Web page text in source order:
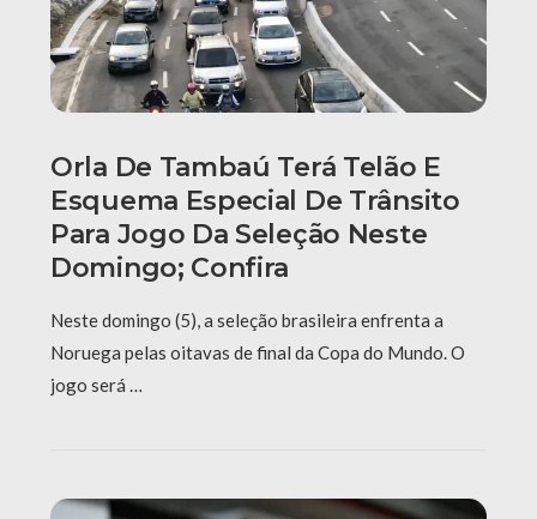
Orla De Tambaú Terá Telão E
Esquema Especial De Trânsito
Para Jogo Da Seleção Neste
Domingo; Confira
Neste domingo (5), a seleção brasileira enfrenta a
Noruega pelas oitavas de final da Copa do Mundo. O
jogo será …